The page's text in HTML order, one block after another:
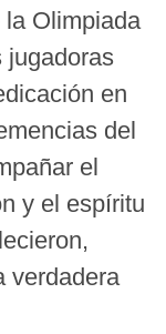
Olimpiada
jugadoras
en
del
el
y el espíritu
verdadera